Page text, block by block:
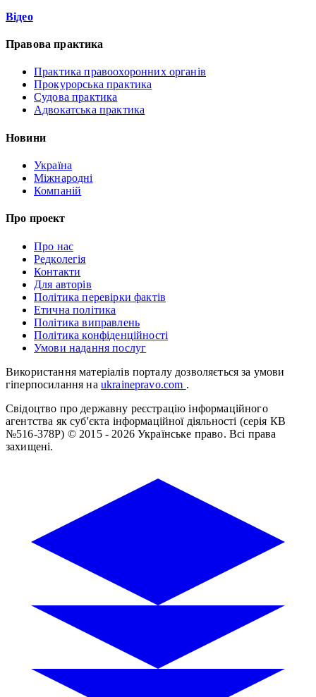
Відео
Правова практика
Практика правоохоронних органів
Прокурорська практика
Судова практика
Адвокатська практика
Новини
Україна
Міжнародні
Компаній
Про проект
Про нас
Редколегія
Контакти
Для авторів
Політика перевірки фактів
Етична політика
Політика виправлень
Політика конфіденційності
Умови надання послуг
Використання матеріалів порталу дозволяється за умови
гіперпосилання на ukrainepravo.com .
Свідоцтво про державну реєстрацію інформаційного
агентства як суб'єкта інформаційної діяльності (серія КВ
№516-378Р) © 2015 - 2026 Українське право. Всі права
захищені.